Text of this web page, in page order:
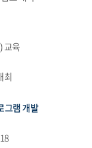
교육
최
그램 개발